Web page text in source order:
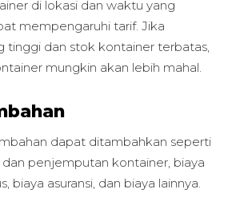
di lokasi dan waktu yang
mempengaruhi tarif. Jika
tinggi dan stok kontainer terbatas,
mungkin akan lebih mahal.
dapat ditambahkan seperti
penjemputan kontainer, biaya
biaya asuransi, dan biaya lainnya.